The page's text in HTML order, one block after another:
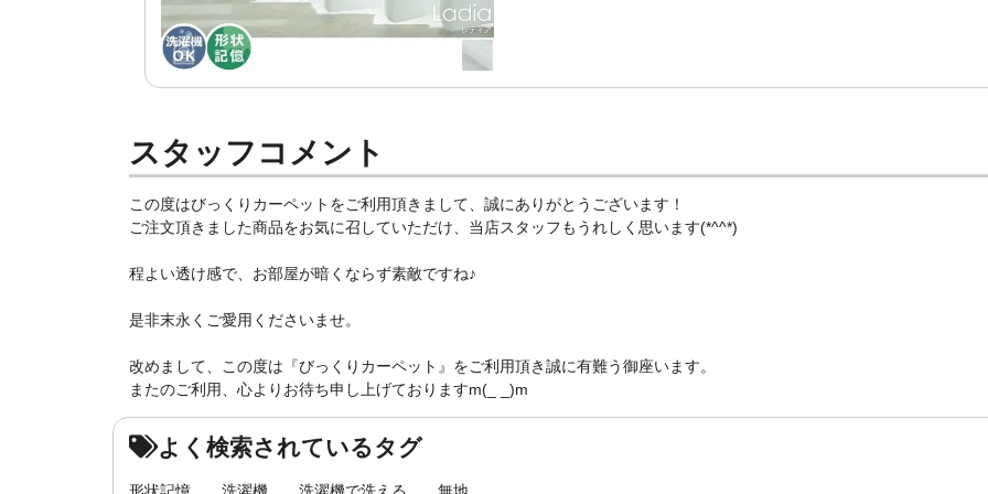
スタッフコメント
この度はびっくりカーペットをご利用頂きまして、誠にありがとうございます！
ご注文頂きました商品をお気に召していただけ、当店スタッフもうれしく思います(*^^*)
程よい透け感で、お部屋が暗くならず素敵ですね♪
是非末永くご愛用くださいませ。
改めまして、この度は『びっくりカーペット』をご利用頂き誠に有難う御座います。
またのご利用、心よりお待ち申し上げておりますm(_ _)m
よく検索されているタグ